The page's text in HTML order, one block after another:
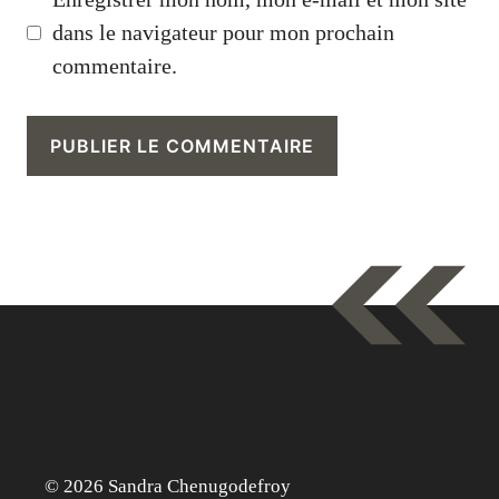
dans le navigateur pour mon prochain
commentaire.
© 2026 Sandra Chenugodefroy